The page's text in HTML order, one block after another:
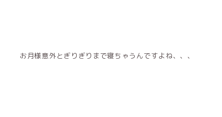
お月様意外とぎりぎりまで寝ちゃうんですよね、、、